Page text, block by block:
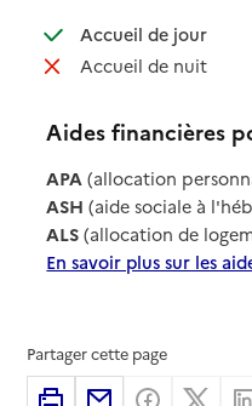
Accueil de jour
:
Accueil de nuit
: non
Aides financières
APA (allocation
ASH (aide sociale à
ALS (allocation de
En savoir plus sur les
Partager cette page
ImprimerPartager par
Partager